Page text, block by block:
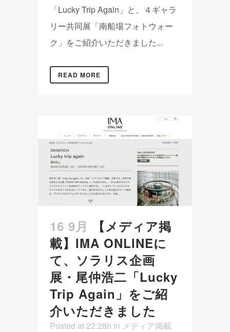
「Lucky Trip Again」と、４ギャラ
リー共同展「南船場フォトウォー
ク」をご紹介いただきました...
READ MORE
16 9月
【メディア掲
載】IMA ONLINEに
て、ソラリス企画
展・尾仲浩二「Lucky
Trip Again」をご紹
介いただきました
Posted at 22:28h in メディア掲載